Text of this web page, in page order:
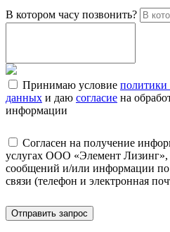
В котором часу позвонить?
Принимаю условие политики
данных и даю согласие на
информации
Согласен на получение
услугах ООО «Элемент Лизинг»,
сообщений и/или информации
связи (телефон и электронная
Отправить запрос